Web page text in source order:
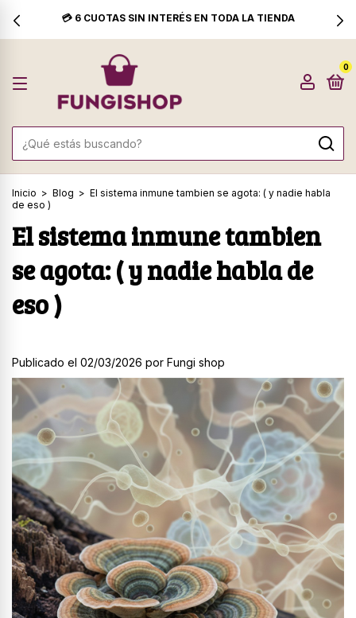
TIENDA 🚚 ENVÍO GRATIS A PARTIR DE
0
Inicio > Blog > El sistema inmune tambien se agota: ( y nadie habla
de eso )
El sistema inmune tambien
se agota: ( y nadie habla de
eso )
Publicado el 02/03/2026 por Fungi shop